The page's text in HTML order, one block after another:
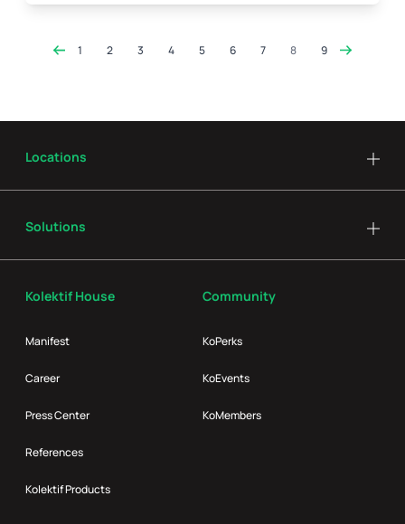
1 2 3 4 5 6 7 8 9
Kolektif House
Manifest
Career
Press Center
References
Kolektif Products
Community
KoPerks
KoEvents
KoMembers
Locations
Solutions